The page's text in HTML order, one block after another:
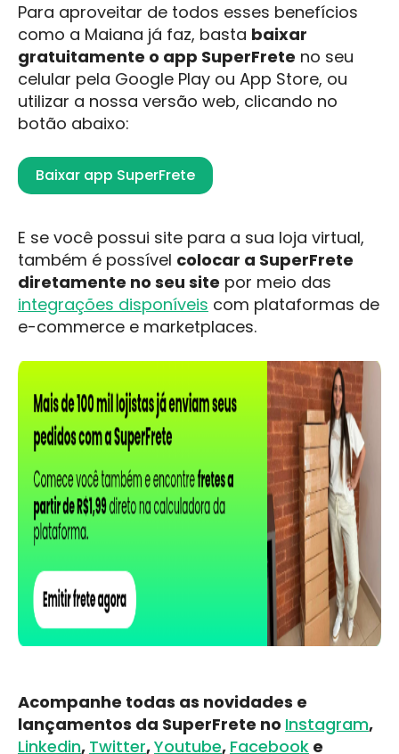
Para aproveitar de todos esses benefícios
como a Maiana já faz, basta baixar
gratuitamente o app SuperFrete no seu
celular pela Google Play ou App Store, ou
utilizar a nossa versão web, clicando no
botão abaixo:
Baixar app SuperFrete
E se você possui site para a sua loja virtual,
também é possível colocar a SuperFrete
diretamente no seu site por meio das
integrações disponíveis com plataformas de
e-commerce e marketplaces.
Acompanhe todas as novidades e
lançamentos da SuperFrete no Instagram,
Linkedin, Twitter,Youtube, Facebook e